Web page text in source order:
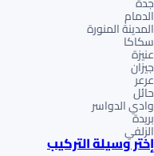
الدمام
المدينة المنورة
سكاكا
عنيزة
جيزان
عرعر
حائل
وادي الدواسر
بريدة
الزلفي
إختر وسيلة التركيب